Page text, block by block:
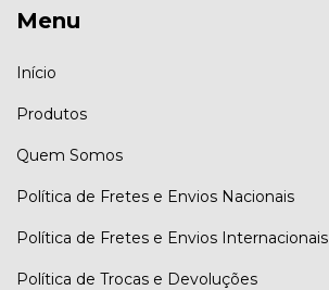
Menu
Início
Produtos
Quem Somos
Política de Fretes e Envios Nacionais
Política de Fretes e Envios Internacionais
Política de Trocas e Devoluções